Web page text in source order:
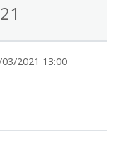
2021 13:00